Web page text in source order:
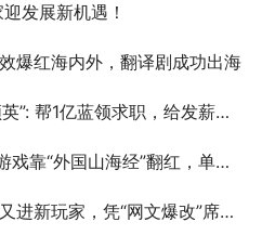
发展新机遇！
爆红海内外，翻译剧成功出海
帮1亿蓝领求职，给发薪日贷款
红，单月内购收入狂飙1万美元丨5月榜单解读
家，凭“网文爆改”席卷新兴市场